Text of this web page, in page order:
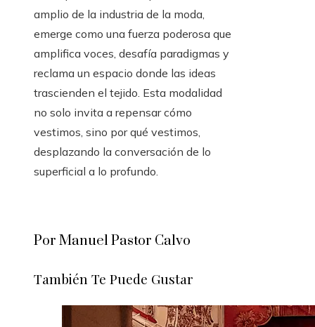
amplio de la industria de la moda,
emerge como una fuerza poderosa que
amplifica voces, desafía paradigmas y
reclama un espacio donde las ideas
trascienden el tejido. Esta modalidad
no solo invita a repensar cómo
vestimos, sino por qué vestimos,
desplazando la conversación de lo
superficial a lo profundo.
Por Manuel Pastor Calvo
También Te Puede Gustar